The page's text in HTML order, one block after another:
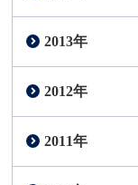
2013年
2012年
2011年